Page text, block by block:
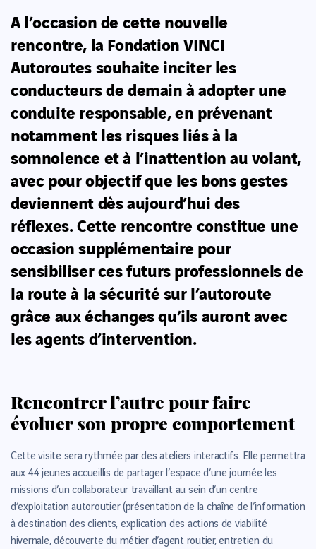
A l’occasion de cette nouvelle
rencontre, la Fondation VINCI
Autoroutes souhaite inciter les
conducteurs de demain à adopter une
conduite responsable, en prévenant
notamment les risques liés à la
somnolence et à l’inattention au volant,
avec pour objectif que les bons gestes
deviennent dès aujourd’hui des
réflexes. Cette rencontre constitue une
occasion supplémentaire pour
sensibiliser ces futurs professionnels de
la route à la sécurité sur l’autoroute
grâce aux échanges qu’ils auront avec
les agents d’intervention.
Rencontrer l’autre pour faire
évoluer son propre comportement
Cette visite sera rythmée par des ateliers interactifs. Elle permettra
aux 44 jeunes accueillis de partager l’espace d’une journée les
missions d’un collaborateur travaillant au sein d’un centre
d’exploitation autoroutier (présentation de la chaîne de l’information
à destination des clients, explication des actions de viabilité
hivernale, découverte du métier d’agent routier, entretien du